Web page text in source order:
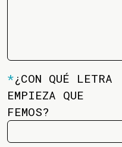
*¿CON QUÉ LETRA
EMPIEZA QUE
FEMOS?